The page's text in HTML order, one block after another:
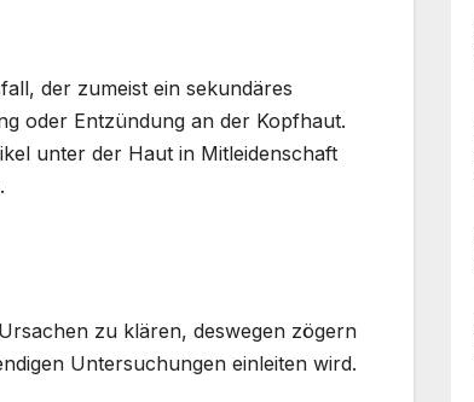
der zumeist ein sekundäres
oder Entzündung an der Kopfhaut.
unter der Haut in Mitleidenschaft
zu klären, deswegen zögern
Untersuchungen einleiten wird.